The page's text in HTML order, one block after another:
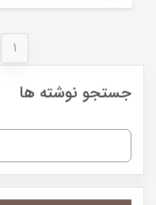
جستجو نوشته ها
برای:
1